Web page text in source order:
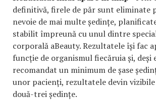
definitivă, firele de păr sunt eliminate
nevoie de mai multe ședințe,
stabilit împreună cu unul dintre
corporală aBeauty. Rezultatele își fac
funcție de organismul fiecăruia și, deși
recomandat un minimum de șase
unor pacienți, rezultatele devin
două-trei ședințe.